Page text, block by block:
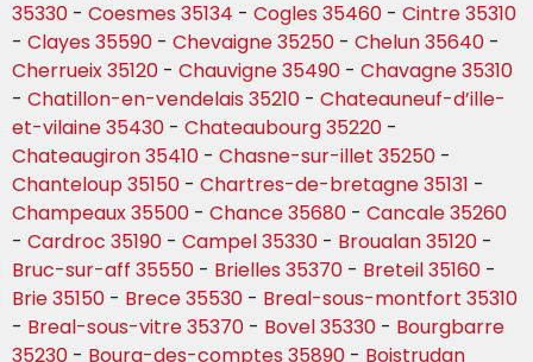
35330 - Coesmes 35134 - Cogles 35460 - Cintre 35310
- Clayes 35590 - Chevaigne 35250 - Chelun 35640 -
Cherrueix 35120 - Chauvigne 35490 - Chavagne 35310
- Chatillon-en-vendelais 35210 - Chateauneuf-d’ille-
et-vilaine 35430 - Chateaubourg 35220 -
Chateaugiron 35410 - Chasne-sur-illet 35250 -
Chanteloup 35150 - Chartres-de-bretagne 35131 -
Champeaux 35500 - Chance 35680 - Cancale 35260
- Cardroc 35190 - Campel 35330 - Broualan 35120 -
Bruc-sur-aff 35550 - Brielles 35370 - Breteil 35160 -
Brie 35150 - Brece 35530 - Breal-sous-montfort 35310
- Breal-sous-vitre 35370 - Bovel 35330 - Bourgbarre
35230 - Bourg-des-comptes 35890 - Boistrudan